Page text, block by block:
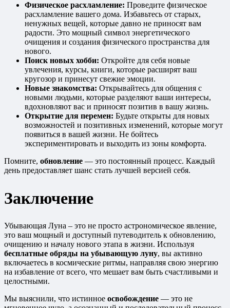
Физическое расхламление: Проведите физическое
расхламление вашего дома. Избавьтесь от старых,
ненужных вещей, которые давно не приносят вам
радости. Это мощный символ энергетического
очищения и создания физического пространства для
нового.
Поиск новых хобби: Откройте для себя новые
увлечения, курсы, книги, которые расширят ваш
кругозор и принесут свежие эмоции.
Новые знакомства: Открывайтесь для общения с
новыми людьми, которые разделяют ваши интересы,
вдохновляют вас и приносят позитив в вашу жизнь.
Открытие для перемен: Будьте открыты для новых
возможностей и позитивных изменений, которые могут
появиться в вашей жизни. Не бойтесь
экспериментировать и выходить из зоны комфорта.
Помните, обновление — это постоянный процесс. Каждый
день предоставляет шанс стать лучшей версией себя.
Заключение
Убывающая Луна – это не просто астрономическое явление,
это ваш мощный и доступный путеводитель к обновлению,
очищению и началу нового этапа в жизни. Используя
бесплатные обряды на убывающую луну, вы активно
включаетесь в космические ритмы, направляя свою энергию
на избавление от всего, что мешает вам быть счастливыми и
целостными.
Мы выяснили, что истинное освобождение — это не